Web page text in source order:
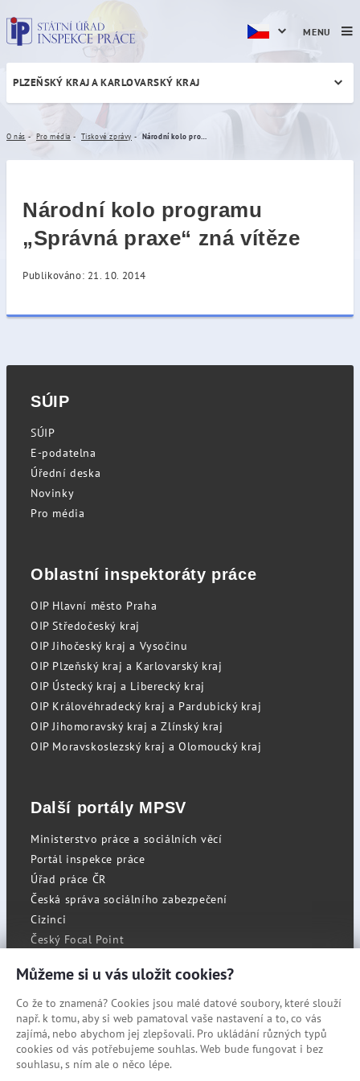
Národní kolo programu
PLZEŇSKÝ KRAJ A KARLOVARSKÝ KRAJ
O nás Pro média Tiskové zprávy
Národní kolo programu
„Správná praxe“ zná vítěze
Publikováno: 21. 10. 2014
MENU
SÚIP
SÚIP
E-podatelna
Úřední deska
Novinky
Pro média
Oblastní inspektoráty práce
OIP Hlavní město Praha
OIP Středočeský kraj
OIP Jihočeský kraj a Vysočinu
OIP Plzeňský kraj a Karlovarský kraj
OIP Ústecký kraj a Liberecký kraj
OIP Královéhradecký kraj a Pardubický kraj
OIP Jihomoravský kraj a Zlínský kraj
OIP Moravskoslezský kraj a Olomoucký kraj
Další portály MPSV
Ministerstvo práce a sociálních věcí
Portál inspekce práce
Úřad práce ČR
Česká správa sociálního zabezpečení
Cizinci
Český Focal Point
RSS
Cookies
Prohlášení o přístupnosti
Mapa stránek
Můžeme si u vás uložit cookies?
Co že to znamená? Cookies jsou malé datové soubory, které slouží
např. k tomu, aby si web pamatoval vaše nastavení a to, co vás
zajímá, nebo abychom jej zlepšovali. Pro ukládání různých typů
cookies od vás potřebujeme souhlas. Web bude fungovat i bez
souhlasu, s ním ale o něco lépe.